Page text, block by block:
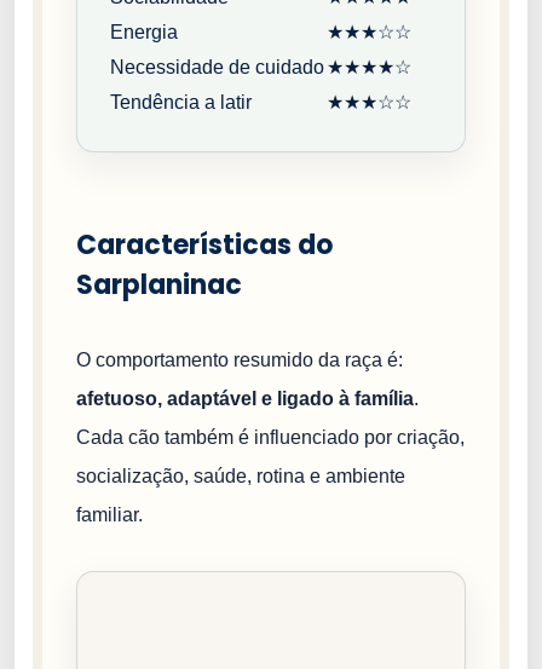
Energia
★★★☆☆
Necessidade de cuidado★★★★☆
Tendência a latir
★★★☆☆
Características do
Sarplaninac
O comportamento resumido da raça é:
afetuoso, adaptável e ligado à família.
Cada cão também é influenciado por criação,
socialização, saúde, rotina e ambiente
familiar.